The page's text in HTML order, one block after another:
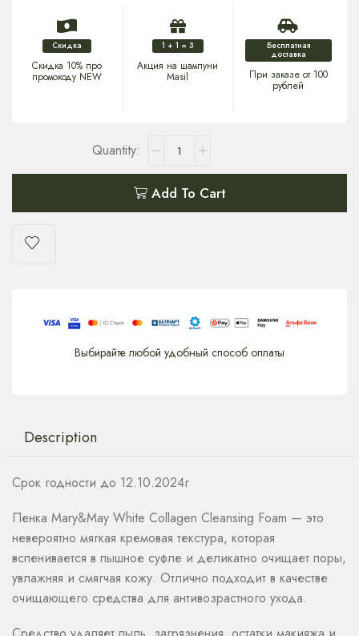
Скидка
Скидка 10% про
промокоду NEW
1 + 1 = 3
Акция на шампуни
Masil
Бесплатная
доставка
При заказе от 100
рублей
Add To Cart
Выбирайте любой удобный способ оплаты
Description
Срок годности до 12.10.2024г
Пенка Mary&May White Collagen Cleansing Foam — это
невероятно мягкая кремовая текстура, которая
вспенивается в пышное суфле и деликатно очищает поры,
увлажняя и смягчая кожу. Отлично подходит в качестве
очищающего средства для антивозрастного ухода.